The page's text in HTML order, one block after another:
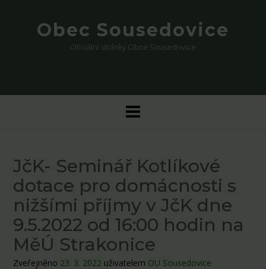
Obec Sousedovice
Oficiální stránky Obce Sousedovice
JčK- Seminář Kotlíkové
dotace pro domácnosti s
nižšími příjmy v JčK dne
9.5.2022 od 16:00 hodin na
MěÚ Strakonice
Zveřejněno 23. 3. 2022 uživatelem OU Sousedovice